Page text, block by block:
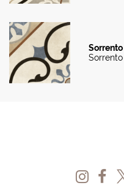
Sorrento
Sorrento